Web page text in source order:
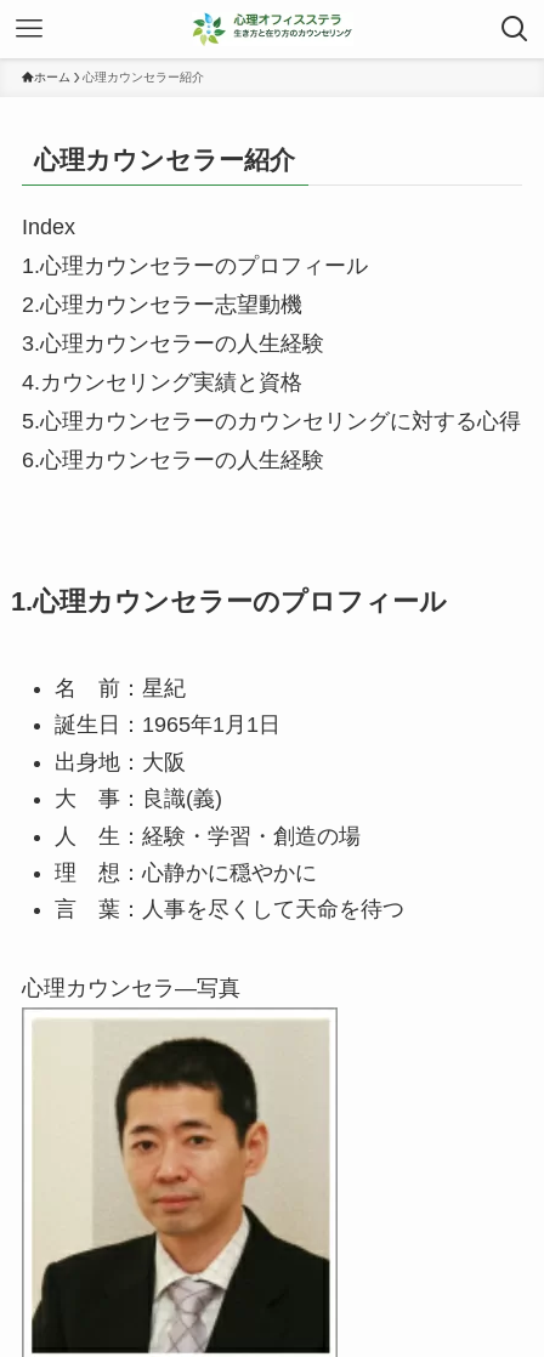
ホーム 心理カウンセラー紹介
心理カウンセラー紹介
Index
1.心理カウンセラーのプロフィール
2.心理カウンセラー志望動機
3.心理カウンセラーの人生経験
4.カウンセリング実績と資格
5.心理カウンセラーのカウンセリングに対する心得
6.心理カウンセラーの人生経験
1.心理カウンセラーのプロフィール
名 前：星紀
誕生日：1965年1月1日
出身地：大阪
大 事：良識(義)
人 生：経験・学習・創造の場
理 想：心静かに穏やかに
言 葉：人事を尽くして天命を待つ
心理カウンセラ―写真